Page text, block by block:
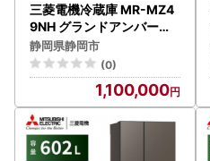
三菱電機冷蔵庫 MR-MZ4
9NH グランドアンバーグ
レー 6ドア 観音開き 標準
設置付【沖縄・離島・一部
山間地域:配送不可】 冷凍
庫 冷蔵 冷凍 家電 家電製品
電化製品 キッチン家電 家
庭用
静岡県静岡市
(0)
1,100,000